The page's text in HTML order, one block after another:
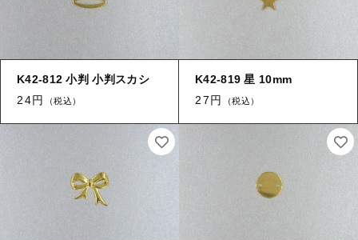
K42-812 小判 小判スカシ
24円
（税込）
K42-819 星 10mm
27円
（税込）